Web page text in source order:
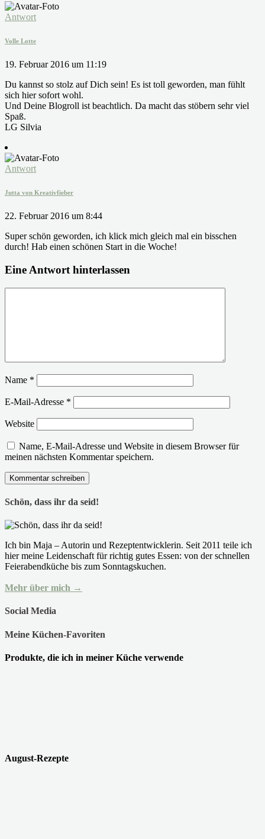
Antwort
Volle Lotte
19. Februar 2016 um 11:19
Du kannst so stolz auf Dich sein! Es ist toll geworden, man fühlt
sich hier sofort wohl.
Und Deine Blogroll ist beachtlich. Da macht das stöbern sehr viel
Spaß.
LG Silvia
Antwort
Jutta von Kreativfieber
22. Februar 2016 um 8:44
Super schön geworden, ich klick mich gleich mal ein bisschen
durch! Hab einen schönen Start in die Woche!
Eine Antwort hinterlassen
Name *
E-Mail-Adresse *
Website
Name, E-Mail-Adresse und Website in diesem Browser für
meinen nächsten Kommentar speichern.
Schön, dass ihr da seid!
Ich bin Maja – Autorin und Rezeptentwicklerin. Seit 2011 teile ich
hier meine Leidenschaft für richtig gutes Essen: von der schnellen
Feierabendküche bis zum Sonntagskuchen.
Mehr über mich →
Social Media
Meine Küchen-Favoriten
Produkte, die ich in meiner Küche verwende
August-Rezepte